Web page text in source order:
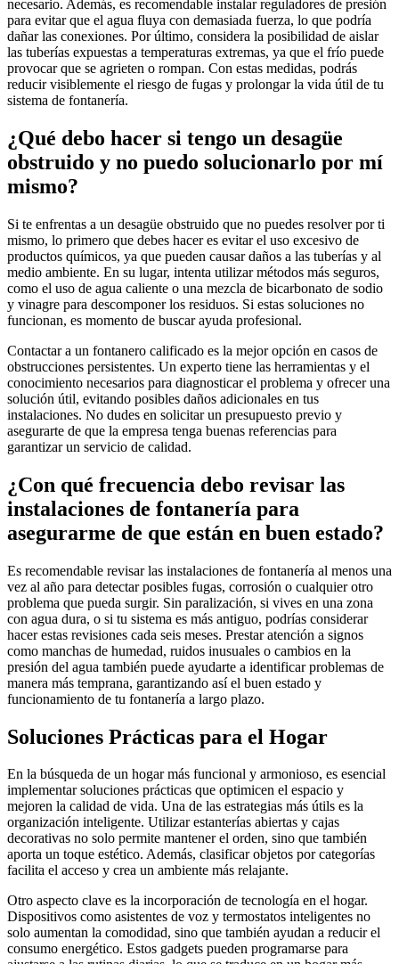
necesario. Además, es recomendable instalar reguladores de presión
para evitar que el agua fluya con demasiada fuerza, lo que podría
dañar las conexiones. Por último, considera la posibilidad de aislar
las tuberías expuestas a temperaturas extremas, ya que el frío puede
provocar que se agrieten o rompan. Con estas medidas, podrás
reducir visiblemente el riesgo de fugas y prolongar la vida útil de tu
sistema de fontanería.
¿Qué debo hacer si tengo un desagüe
obstruido y no puedo solucionarlo por mí
mismo?
Si te enfrentas a un desagüe obstruido que no puedes resolver por ti
mismo, lo primero que debes hacer es evitar el uso excesivo de
productos químicos, ya que pueden causar daños a las tuberías y al
medio ambiente. En su lugar, intenta utilizar métodos más seguros,
como el uso de agua caliente o una mezcla de bicarbonato de sodio
y vinagre para descomponer los residuos. Si estas soluciones no
funcionan, es momento de buscar ayuda profesional.
Contactar a un fontanero calificado es la mejor opción en casos de
obstrucciones persistentes. Un experto tiene las herramientas y el
conocimiento necesarios para diagnosticar el problema y ofrecer una
solución útil, evitando posibles daños adicionales en tus
instalaciones. No dudes en solicitar un presupuesto previo y
asegurarte de que la empresa tenga buenas referencias para
garantizar un servicio de calidad.
¿Con qué frecuencia debo revisar las
instalaciones de fontanería para
asegurarme de que están en buen estado?
Es recomendable revisar las instalaciones de fontanería al menos una
vez al año para detectar posibles fugas, corrosión o cualquier otro
problema que pueda surgir. Sin paralización, si vives en una zona
con agua dura, o si tu sistema es más antiguo, podrías considerar
hacer estas revisiones cada seis meses. Prestar atención a signos
como manchas de humedad, ruidos inusuales o cambios en la
presión del agua también puede ayudarte a identificar problemas de
manera más temprana, garantizando así el buen estado y
funcionamiento de tu fontanería a largo plazo.
Soluciones Prácticas para el Hogar
En la búsqueda de un hogar más funcional y armonioso, es esencial
implementar soluciones prácticas que optimicen el espacio y
mejoren la calidad de vida. Una de las estrategias más útils es la
organización inteligente. Utilizar estanterías abiertas y cajas
decorativas no solo permite mantener el orden, sino que también
aporta un toque estético. Además, clasificar objetos por categorías
facilita el acceso y crea un ambiente más relajante.
Otro aspecto clave es la incorporación de tecnología en el hogar.
Dispositivos como asistentes de voz y termostatos inteligentes no
solo aumentan la comodidad, sino que también ayudan a reducir el
consumo energético. Estos gadgets pueden programarse para